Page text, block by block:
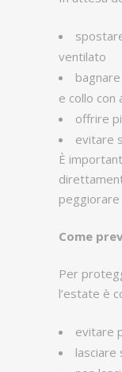
ventilato
e collo con
offrire
evitare
È
peggiorare
Come
Per
l’estate è
evitare
lasciare